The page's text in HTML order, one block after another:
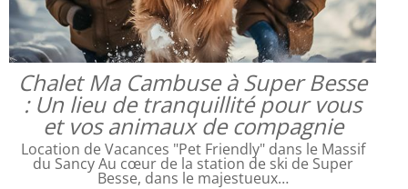
Chalet Ma Cambuse à Super Besse
: Un lieu de tranquillité pour vous
et vos animaux de compagnie
Location de Vacances "Pet Friendly" dans le Massif
du Sancy Au cœur de la station de ski de Super
Besse, dans le majestueux…